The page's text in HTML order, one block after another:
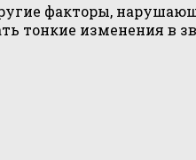
факторы,
тонкие изменения в